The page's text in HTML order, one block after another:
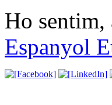
Ho sentim,
Espanyol